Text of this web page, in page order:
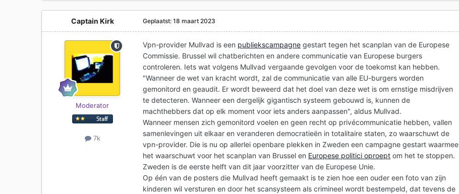
Captain Kirk
Moderator
7k
Geplaatst:18 maart 2023
Vpn-provider Mullvad is een publiekscampagne gestart tegen het scanplan van de Europese
Commissie. Brussel wil chatberichten en andere communicatie van Europese burgers
controleren. Iets wat volgens Mullvad vergaande gevolgen voor de toekomst kan hebben.
"Wanneer de wet van kracht wordt, zal de communicatie van alle EU-burgers worden
gemonitord en geaudit. Er wordt beweerd dat het doel van deze wet is om ernstige misdrijven
te detecteren. Wanneer een dergelijk gigantisch systeem gebouwd is, kunnen de
machthebbers dat op elk moment voor iets anders aanpassen", aldus Mullvad.
Wanneer mensen zich gemonitord voelen en geen recht op privécommunicatie hebben, vallen
samenlevingen uit elkaar en veranderen democratieën in totalitaire staten, zo waarschuwt de
vpn-provider. Die is nu op allerlei openbare plekken in Zweden een campagne gestart waarmee
het waarschuwt voor het scanplan van Brussel en Europese politici oproept om het te stoppen.
Zweden is de eerste helft van dit jaar voorzitter van de Europese Unie.
Op één van de posters die Mullvad heeft gemaakt is te zien hoe een ouder een foto van zijn
kinderen wil versturen en door het scansysteem als crimineel wordt bestempeld, dat tevens de